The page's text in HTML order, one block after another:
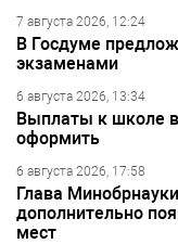
7 августа 2026, 12:24
В Госдуме
экзаменами
6 августа 2026, 13:34
Выплаты к школе
оформить
6 августа 2026, 17:58
Глава
дополнительно
мест